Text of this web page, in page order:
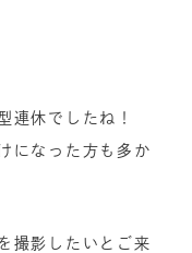
連休でしたね！
になった方も多か
撮影したいとご来